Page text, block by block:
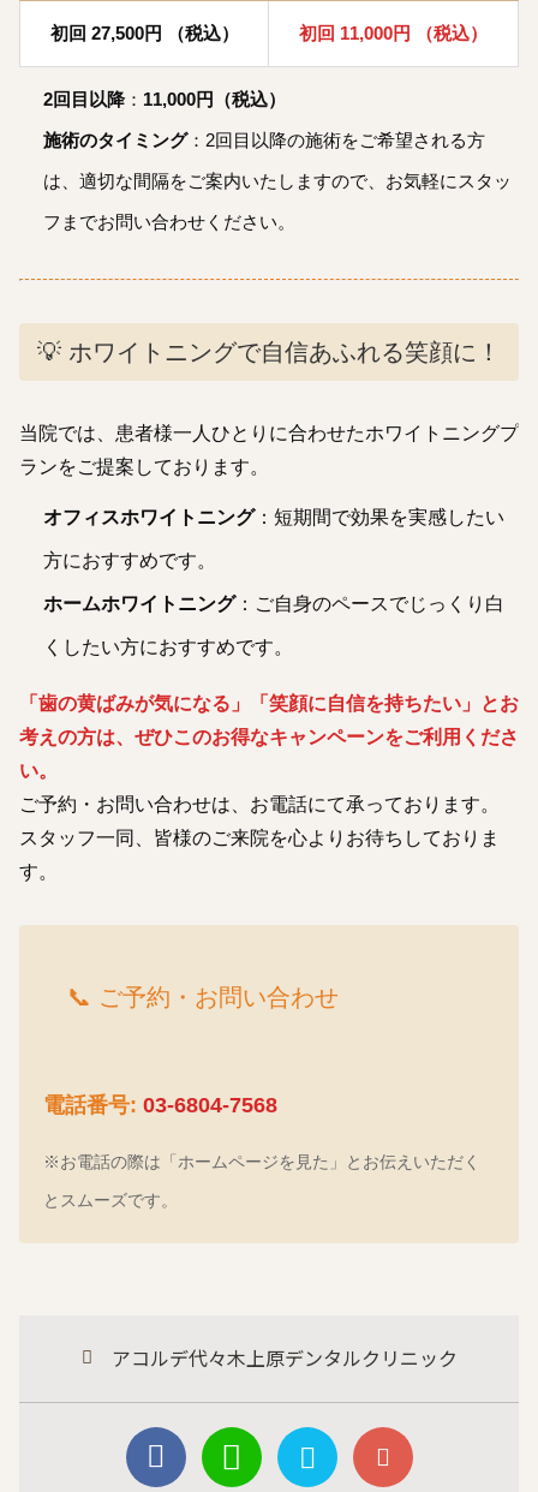
初回 27,500円 （税込） 初回 11,000円 （税込）
2回目以降： 11,000円（税込）
施術のタイミング：2回目以降の施術をご希望される方
は、適切な間隔をご案内いたしますので、お気軽にスタッ
フまでお問い合わせください。
💡 ホワイトニングで自信あふれる笑顔に！
当院では、患者様一人ひとりに合わせたホワイトニングプ
ランをご提案しております。
オフィスホワイトニング：短期間で効果を実感したい
方におすすめです。
ホームホワイトニング：ご自身のペースでじっくり白
くしたい方におすすめです。
「歯の黄ばみが気になる」「笑顔に自信を持ちたい」とお
考えの方は、ぜひこのお得なキャンペーンをご利用くださ
い。
ご予約・お問い合わせは、お電話にて承っております。
スタッフ一同、皆様のご来院を心よりお待ちしておりま
す。
📞 ご予約・お問い合わせ
電話番号: 03-6804-7568
※お電話の際は「ホームページを見た」とお伝えいただく
とスムーズです。
アコルデ代々木上原デンタルクリニック